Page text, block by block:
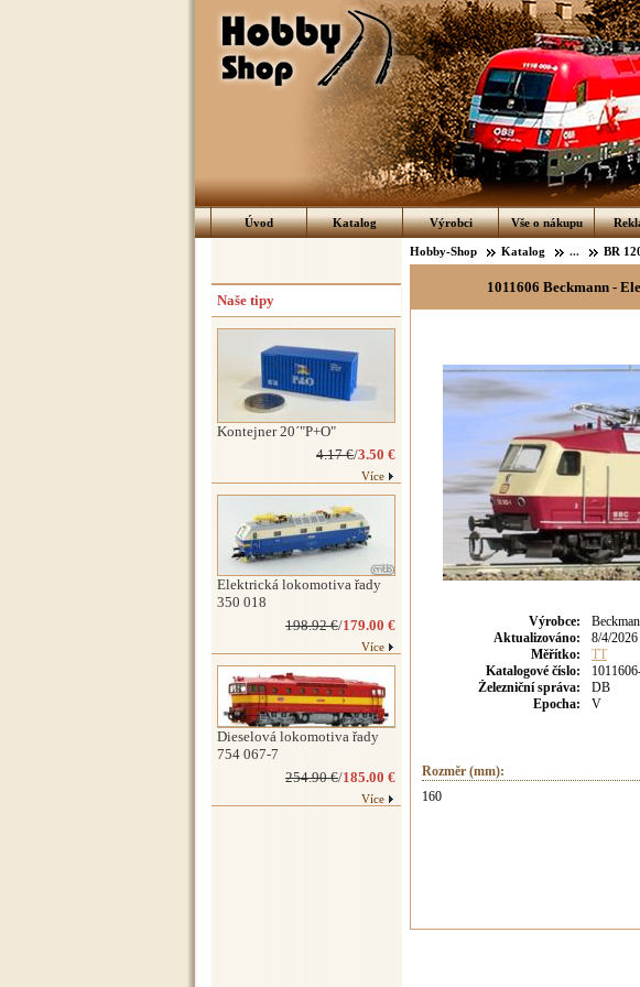
Úvod Katalog Výrobci Vše o nákupu
Hobby-Shop Katalog ... BR
1011606 Beckmann -
Výrobce:
Aktualizováno:
8/4/2026
Měřítko:
TT
Katalogové číslo:
Železniční správa:
DB
Epocha:
V
Rozměr (mm):
160
Naše tipy
Kontejner 20´"P+O"
4.17 €/3.50 €
Více
Elektrická lokomotiva řady
350 018
198.92 €/179.00 €
Více
Dieselová lokomotiva řady
754 067-7
254.90 €/185.00 €
Více